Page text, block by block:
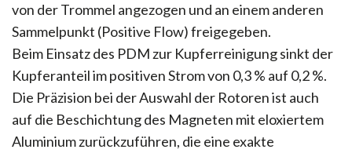
von der Trommel angezogen und an einem anderen
Sammelpunkt (Positive Flow) freigegeben.
Beim Einsatz des PDM zur Kupferreinigung sinkt der
Kupferanteil im positiven Strom von 0,3 % auf 0,2 %.
Die Präzision bei der Auswahl der Rotoren ist auch
auf die Beschichtung des Magneten mit eloxiertem
Aluminium zurückzuführen, die eine exakte